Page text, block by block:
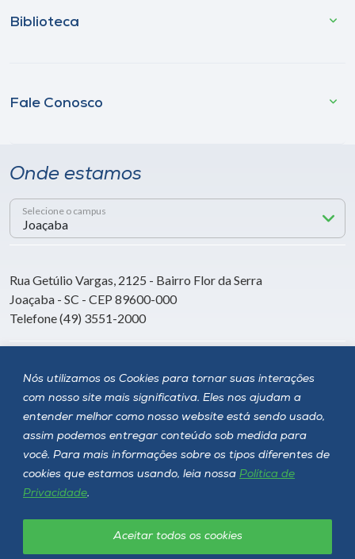
Nós utilizamos os Cookies para tornar suas interações
com nosso site mais significativa. Eles nos ajudam a
entender melhor como nosso website está sendo usado,
assim podemos entregar conteúdo sob medida para
você. Para mais informações sobre os tipos diferentes de
cookies que estamos usando, leia nossa Política de
Privacidade.
Aceitar todos os cookies
Biblioteca
Fale Conosco
Onde estamos
Selecione o campus
Rua Getúlio Vargas, 2125 - Bairro Flor da Serra
Joaçaba - SC - CEP 89600-000
Telefone (49) 3551-2000
Siga a Unoesc
Política de privacidade LGPD